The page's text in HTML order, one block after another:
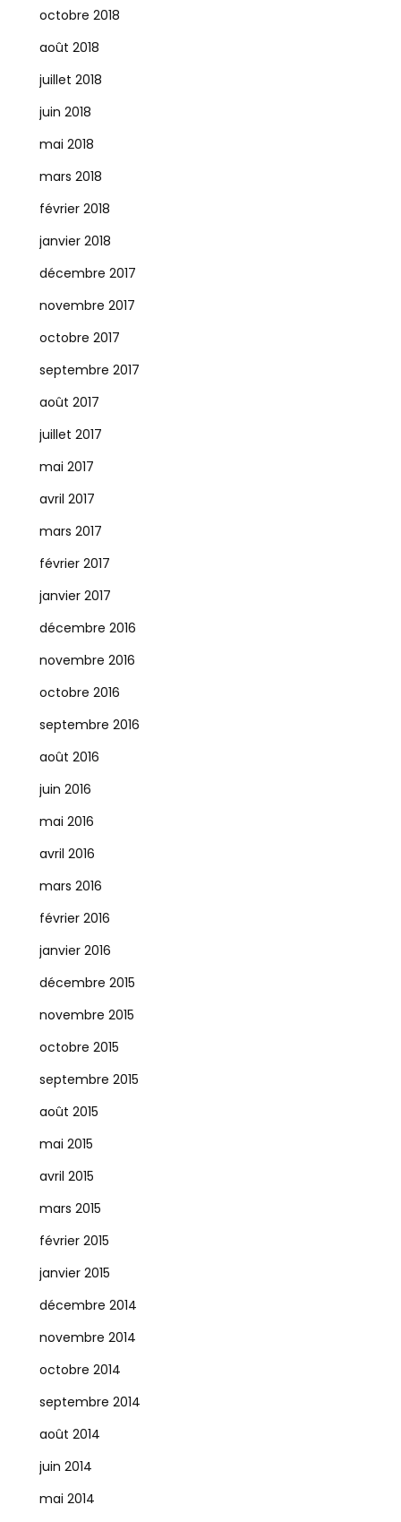
octobre 2018
août 2018
juillet 2018
juin 2018
mai 2018
mars 2018
février 2018
janvier 2018
décembre 2017
novembre 2017
octobre 2017
septembre 2017
août 2017
juillet 2017
mai 2017
avril 2017
mars 2017
février 2017
janvier 2017
décembre 2016
novembre 2016
octobre 2016
septembre 2016
août 2016
juin 2016
mai 2016
avril 2016
mars 2016
février 2016
janvier 2016
décembre 2015
novembre 2015
octobre 2015
septembre 2015
août 2015
mai 2015
avril 2015
mars 2015
février 2015
janvier 2015
décembre 2014
novembre 2014
octobre 2014
septembre 2014
août 2014
juin 2014
mai 2014